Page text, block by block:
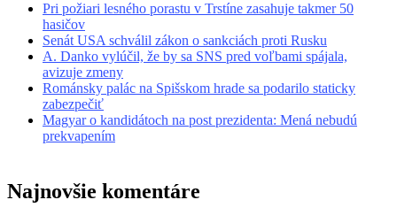
Pri požiari lesného porastu v Trstíne zasahuje takmer 50
hasičov
Senát USA schválil zákon o sankciách proti Rusku
A. Danko vylúčil, že by sa SNS pred voľbami spájala,
avizuje zmeny
Románsky palác na Spišskom hrade sa podarilo staticky
zabezpečiť
Magyar o kandidátoch na post prezidenta: Mená nebudú
prekvapením
Najnovšie komentáre